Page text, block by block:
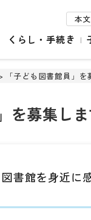
本
くらし・手続き
「子ども図書館員」を
を募集し
書館を身近に